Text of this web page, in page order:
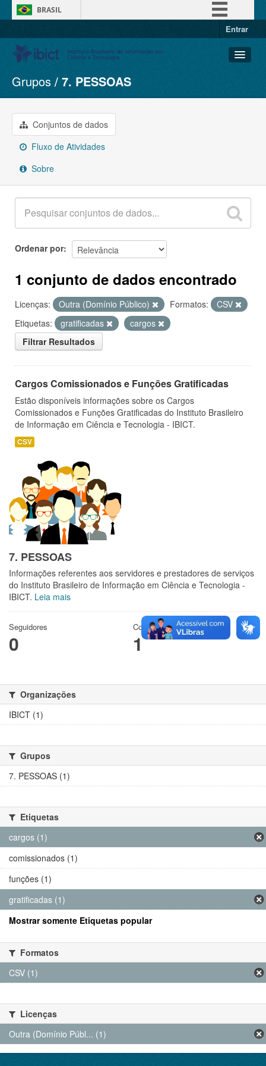
BRASIL
Entrar
Conjuntos de dados
Organizações
Grupos
Sobre
Grupos 7. PESSOAS
Conjuntos de dados
Fluxo de Atividades
Sobre
Ordenar por
1 conjunto de dados encontrado
Licenças: Outra (Domínio Público) Formatos:
CSV
Etiquetas:
gratificadas
cargos
Filtrar Resultados
Cargos Comissionados e Funções Gratificadas
Estão disponíveis informações sobre os Cargos
Comissionados e Funções Gratificadas do Instituto Brasileiro
de Informação em Ciência e Tecnologia - IBICT.
CSV
7. PESSOAS
Informações referentes aos servidores e prestadores de serviços
do Instituto Brasileiro de Informação em Ciência e Tecnologia -
IBICT. Leia mais
Seguidores
0
Conjuntos de dados
1
Organizações
IBICT (1)
Grupos
7. PESSOAS (1)
Etiquetas
cargos (1)
comissionados (1)
funções (1)
gratificadas (1)
Mostrar somente Etiquetas popular
Formatos
CSV (1)
Licenças
Outra (Domínio Públ... (1)